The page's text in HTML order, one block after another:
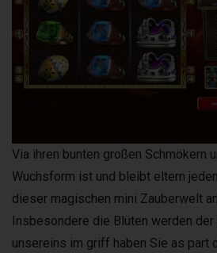
Via ihren bunten großen Schmökern
Wuchsform ist und bleibt eltern
dieser magischen mini Zauberwelt
Insbesondere die Blüten werden der
unsereins im griff haben Sie as part